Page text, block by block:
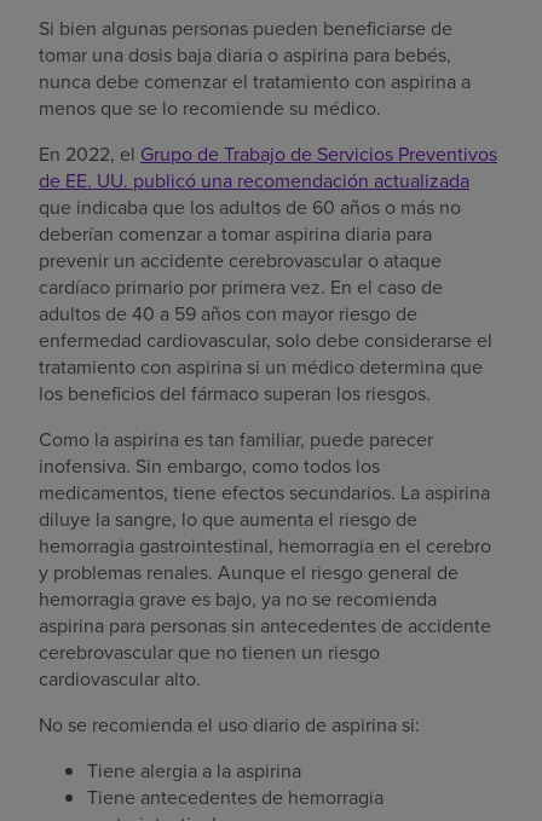
Si bien algunas personas pueden beneficiarse de
tomar una dosis baja diaria o aspirina para bebés,
nunca debe comenzar el tratamiento con aspirina a
menos que se lo recomiende su médico.
En 2022, el Grupo de Trabajo de Servicios Preventivos
de EE. UU. publicó una recomendación actualizada
que indicaba que los adultos de 60 años o más no
deberían comenzar a tomar aspirina diaria para
prevenir un accidente cerebrovascular o ataque
cardíaco primario por primera vez. En el caso de
adultos de 40 a 59 años con mayor riesgo de
enfermedad cardiovascular, solo debe considerarse el
tratamiento con aspirina si un médico determina que
los beneficios del fármaco superan los riesgos.
Como la aspirina es tan familiar, puede parecer
inofensiva. Sin embargo, como todos los
medicamentos, tiene efectos secundarios. La aspirina
diluye la sangre, lo que aumenta el riesgo de
hemorragia gastrointestinal, hemorragia en el cerebro
y problemas renales. Aunque el riesgo general de
hemorragia grave es bajo, ya no se recomienda
aspirina para personas sin antecedentes de accidente
cerebrovascular que no tienen un riesgo
cardiovascular alto.
No se recomienda el uso diario de aspirina si:
Tiene alergia a la aspirina
Tiene antecedentes de hemorragia